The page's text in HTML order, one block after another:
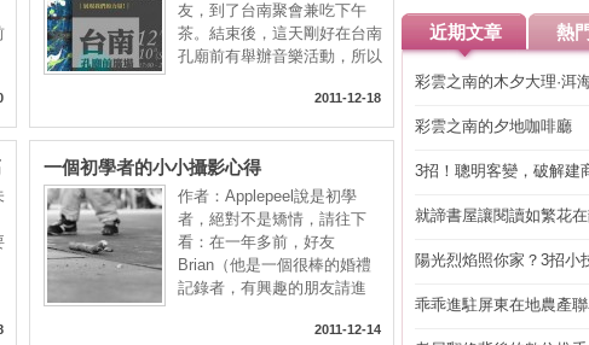
友，到了台南聚會兼吃下午
茶。結束後，這天剛好在台南
孔廟前有舉辦音樂活動，所以
2011-12-18
一個初學者的小小攝影心得
作者：Applepeel說是初學
者，絕對不是矯情，請往下
看：在一年多前，好友
Brian（他是一個很棒的婚禮
記錄者，有興趣的朋友請進
2011-12-14
近期文章 熱
彩雲之南的木夕大理·洱
彩雲之南的夕地咖啡廳
3招！聰明客變，破解建
就諦書屋讓閱讀如繁花
陽光烈焰照你家？3招小
乖乖進駐屏東在地農產